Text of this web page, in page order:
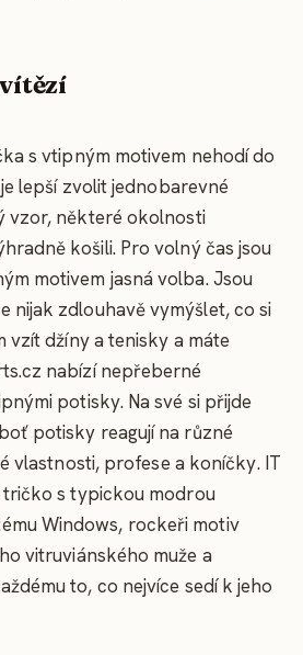
s vtipným motivem nehodí do
lepší zvolit jednobarevné
vzor, některé okolnosti
košili. Pro volný čas jsou
motivem jasná volba. Jsou
nijak zdlouhavě vymýšlet, co si
vzít džíny a tenisky a máte
nabízí nepřeberné
potisky. Na své si přijde
potisky reagují na různé
vlastnosti, profese a koníčky. IT
s typickou modrou
Windows, rockeři motiv
vitruviánského muže a
to, co nejvíce sedí k jeho